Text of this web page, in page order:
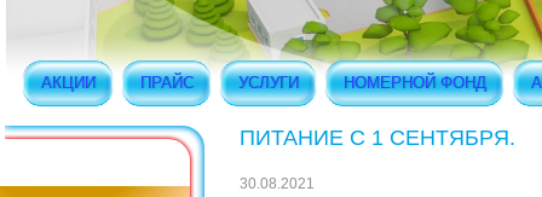
АКЦИИ ПРАЙС УСЛУГИ НОМЕРНОЙ ФОНД
ПИТАНИЕ С 1 СЕНТЯБРЯ.
30.08.2021